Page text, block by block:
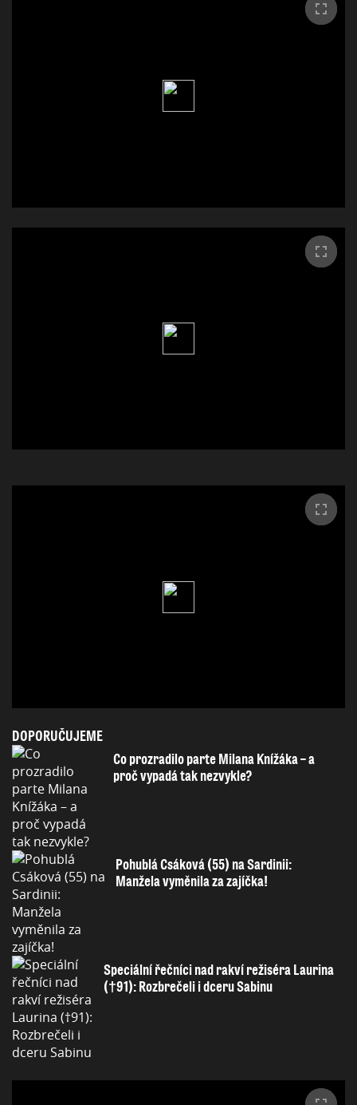
DOPORUČUJEME
Co prozradilo parte Milana Knížáka – a
proč vypadá tak nezvykle?
Pohublá Csáková (55) na Sardinii:
Manžela vyměnila za zajíčka!
Speciální řečníci nad rakví režiséra Laurina
(†91): Rozbrečeli i dceru Sabinu